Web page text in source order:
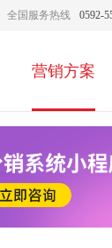
全国服务热线 0592-
营销方案